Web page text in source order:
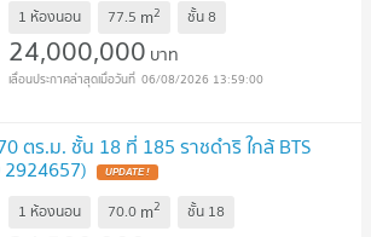
1 ห้องนอน 77.5 m2 ชั้น8
24,000,000 บาท
06/08/2026 13:59:00
ตร.ม. ชั้น 18 ที่ 185 ราชดำริ ใกล้ BTS
UPDATE !
1 ห้องนอน 70.0 m2 ชั้น 18